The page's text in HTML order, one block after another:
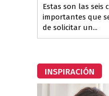
Estas son las seis
importantes que
de solicitar un...
INSPIRACIÓN